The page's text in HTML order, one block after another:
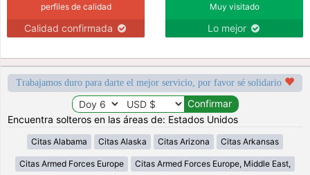
perfiles de calidad
Calidad confirmada
Muy visitado
Lo mejor
Trabajamos duro para darte el mejor servicio, por favor sé solidario
Encuentra solteros en las áreas de: Estados Unidos
Citas Alabama Citas Alaska Citas Arizona Citas Arkansas
Citas Armed Forces Europe Citas Armed Forces Europe, Middle East,